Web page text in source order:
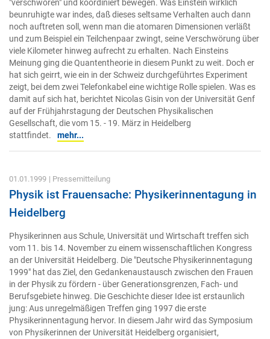
"verschwören" und koordiniert bewegen. Was Einstein wirklich
beunruhigte war indes, daß dieses seltsame Verhalten auch dann
noch auftreten soll, wenn man die atomaren Dimensionen verläßt
und zum Beispiel ein Teilchenpaar zwingt, seine Verschwörung über
viele Kilometer hinweg aufrecht zu erhalten. Nach Einsteins
Meinung ging die Quantentheorie in diesem Punkt zu weit. Doch er
hat sich geirrt, wie ein in der Schweiz durchgeführtes Experiment
zeigt, bei dem zwei Telefonkabel eine wichtige Rolle spielen. Was es
damit auf sich hat, berichtet Nicolas Gisin von der Universität Genf
auf der Frühjahrstagung der Deutschen Physikalischen
Gesellschaft, die vom 15. - 19. März in Heidelberg
stattfindet.
mehr...
01.01.1999 | Pressemitteilung
Physik ist Frauensache: Physikerinnentagung in
Heidelberg
Physikerinnen aus Schule, Universität und Wirtschaft treffen sich
vom 11. bis 14. November zu einem wissenschaftlichen Kongress
an der Universität Heidelberg. Die "Deutsche Physikerinnentagung
1999" hat das Ziel, den Gedankenaustausch zwischen den Frauen
in der Physik zu fördern - über Generationsgrenzen, Fach- und
Berufsgebiete hinweg. Die Geschichte dieser Idee ist erstaunlich
jung: Aus unregelmäßigen Treffen ging 1997 die erste
Physikerinnentagung hervor. In diesem Jahr wird das Symposium
von Physikerinnen der Universität Heidelberg organisiert,